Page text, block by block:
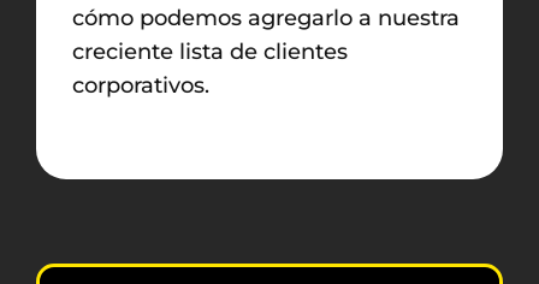
cómo podemos agregarlo a nuestra
creciente lista de clientes
corporativos.